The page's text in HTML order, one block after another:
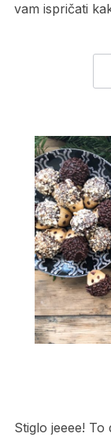
vam ispričati
Stiglo jeeee!